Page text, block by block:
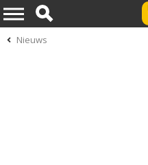
Nieuws